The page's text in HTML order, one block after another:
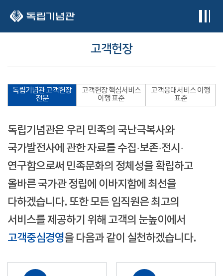
고객헌장
독립기념관 고객헌장
전문
고객헌장 핵심서비스
이행 표준
고객응대서비스 이행
표준
독립기념관은 우리 민족의 국난극복사와
국가발전사에 관한 자료를 수집·보존·전시·
연구함으로써 민족문화의 정체성을 확립하고
올바른 국가관 정립에 이바지함에 최선을
다하겠습니다. 또한 모든 임직원은 최고의
서비스를 제공하기 위해 고객의 눈높이에서
고객중심경영을 다음과 같이 실천하겠습니다.